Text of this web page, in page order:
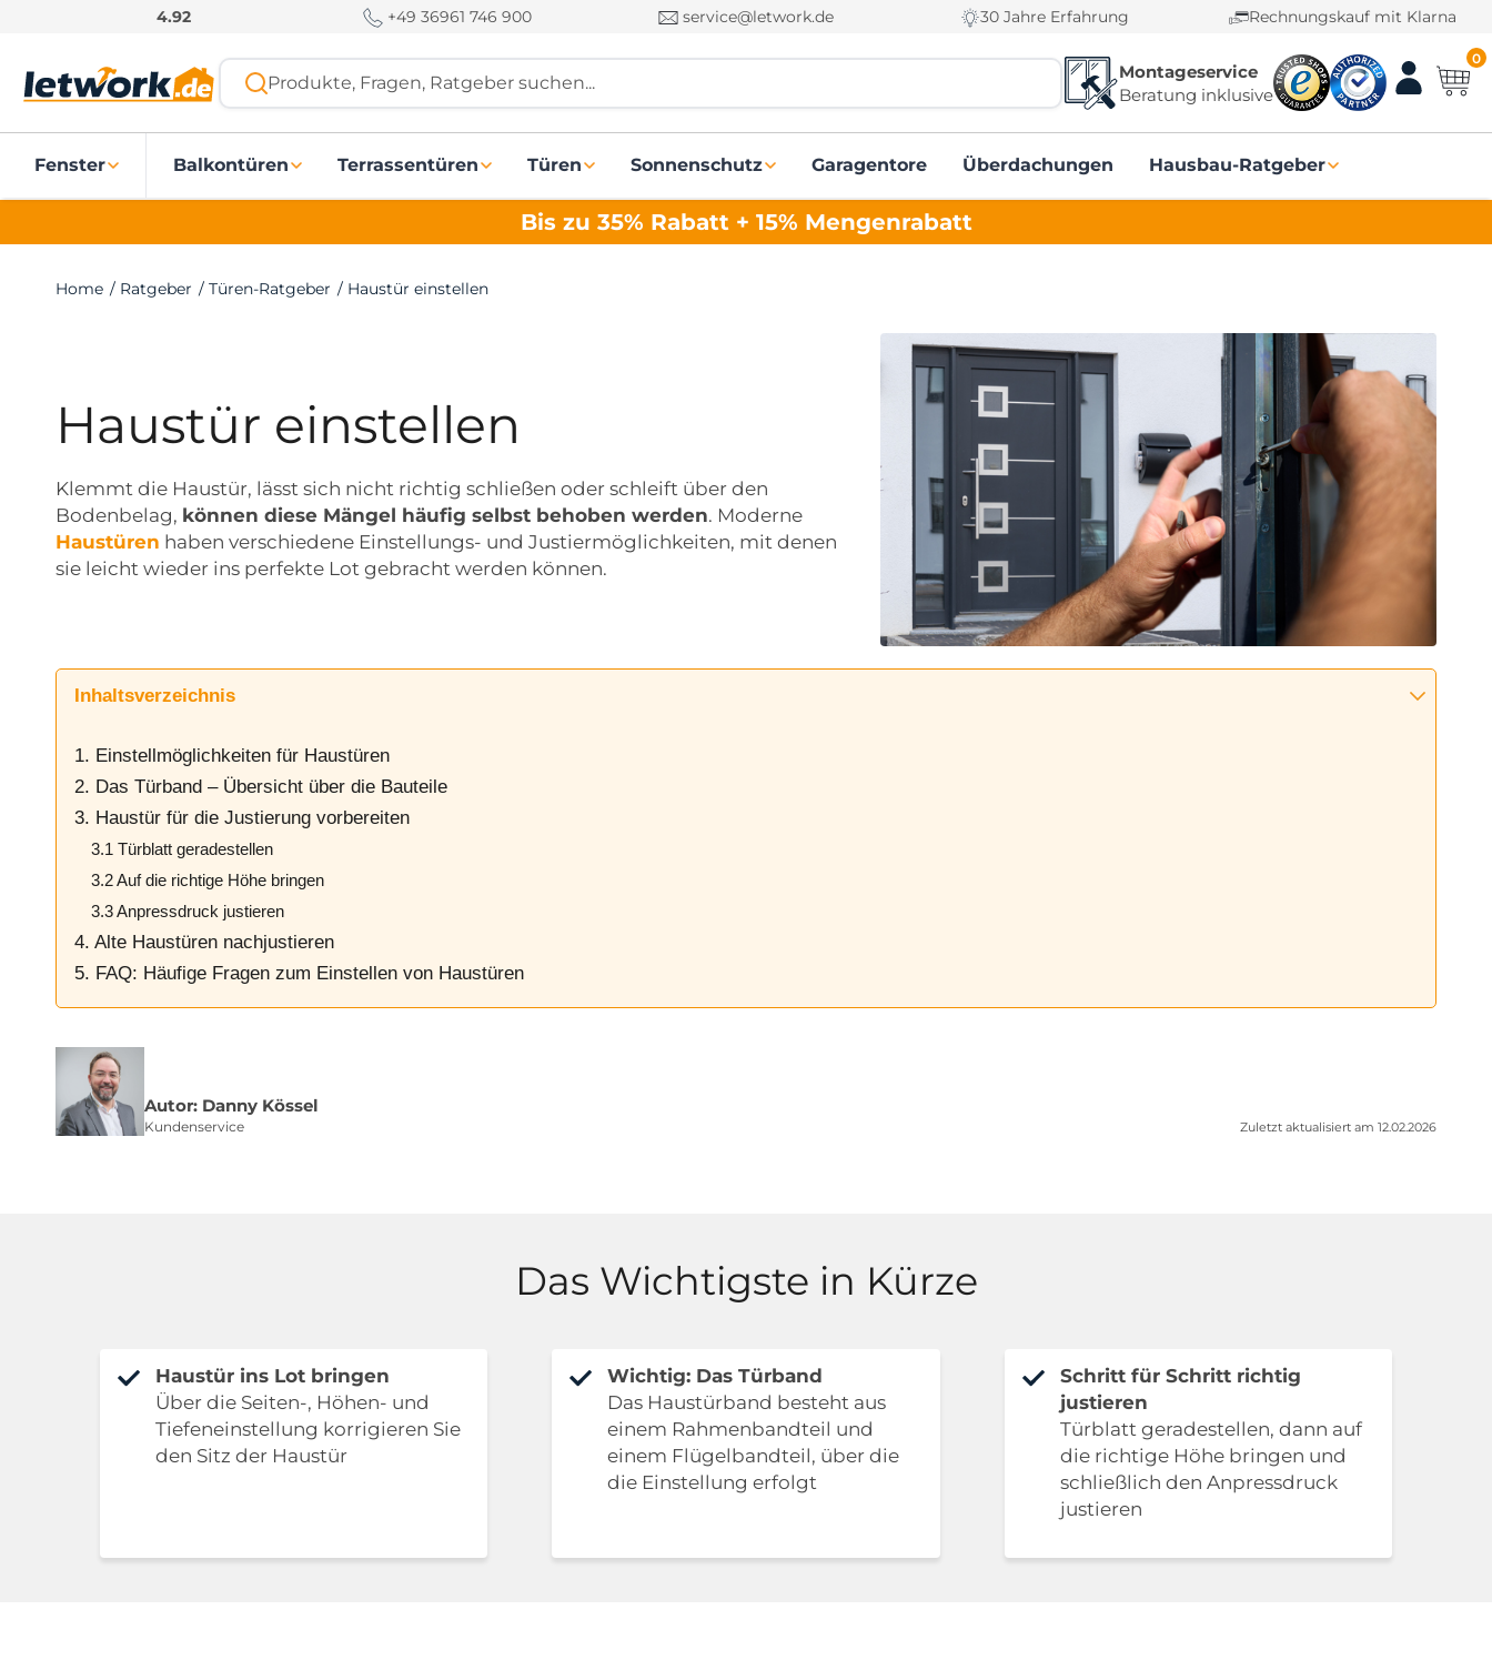
o
4.92 +49 36961 746 900 service@letwork.de 30 Jahre Erfahrung Rechnungskauf mit Klarna
Produkte, Fragen, Ratgeber suchen...
Montageservice
Beratung inklusive
0
Fenster Balkontüren Terrassentüren Türen Sonnenschutz Garagentore Überdachungen Hausbau-Ratgeber
Bis zu 35% Rabatt + 15% Mengenrabatt
Home / Ratgeber / Türen-Ratgeber / Haustür einstellen
Haustür einstellen
Klemmt die Haustür, lässt sich nicht richtig schließen oder schleift über den
Bodenbelag, können diese Mängel häufig selbst behoben werden. Moderne
Haustüren haben verschiedene Einstellungs- und Justiermöglichkeiten, mit denen
sie leicht wieder ins perfekte Lot gebracht werden können.
Inhaltsverzeichnis
1. Einstellmöglichkeiten für Haustüren
2. Das Türband – Übersicht über die Bauteile
3. Haustür für die Justierung vorbereiten
3.1 Türblatt geradestellen
3.2 Auf die richtige Höhe bringen
3.3 Anpressdruck justieren
4. Alte Haustüren nachjustieren
5. FAQ: Häufige Fragen zum Einstellen von Haustüren
Autor: Danny Kössel
Kundenservice Zuletzt aktualisiert am 12.02.2026
Das Wichtigste in Kürze
Haustür ins Lot bringen
Über die Seiten-, Höhen- und
Tiefeneinstellung korrigieren Sie
den Sitz der Haustür
Wichtig: Das Türband
Das Haustürband besteht aus
einem Rahmenbandteil und
einem Flügelbandteil, über die
die Einstellung erfolgt
Schritt für Schritt richtig
justieren
Türblatt geradestellen, dann auf
die richtige Höhe bringen und
schließlich den Anpressdruck
justieren